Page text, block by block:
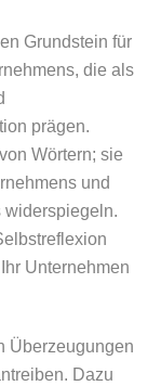
Grundstein für
die als
prägen.
Wörtern; sie
und
widerspiegeln.
Unternehmen
Überzeugungen
Dazu